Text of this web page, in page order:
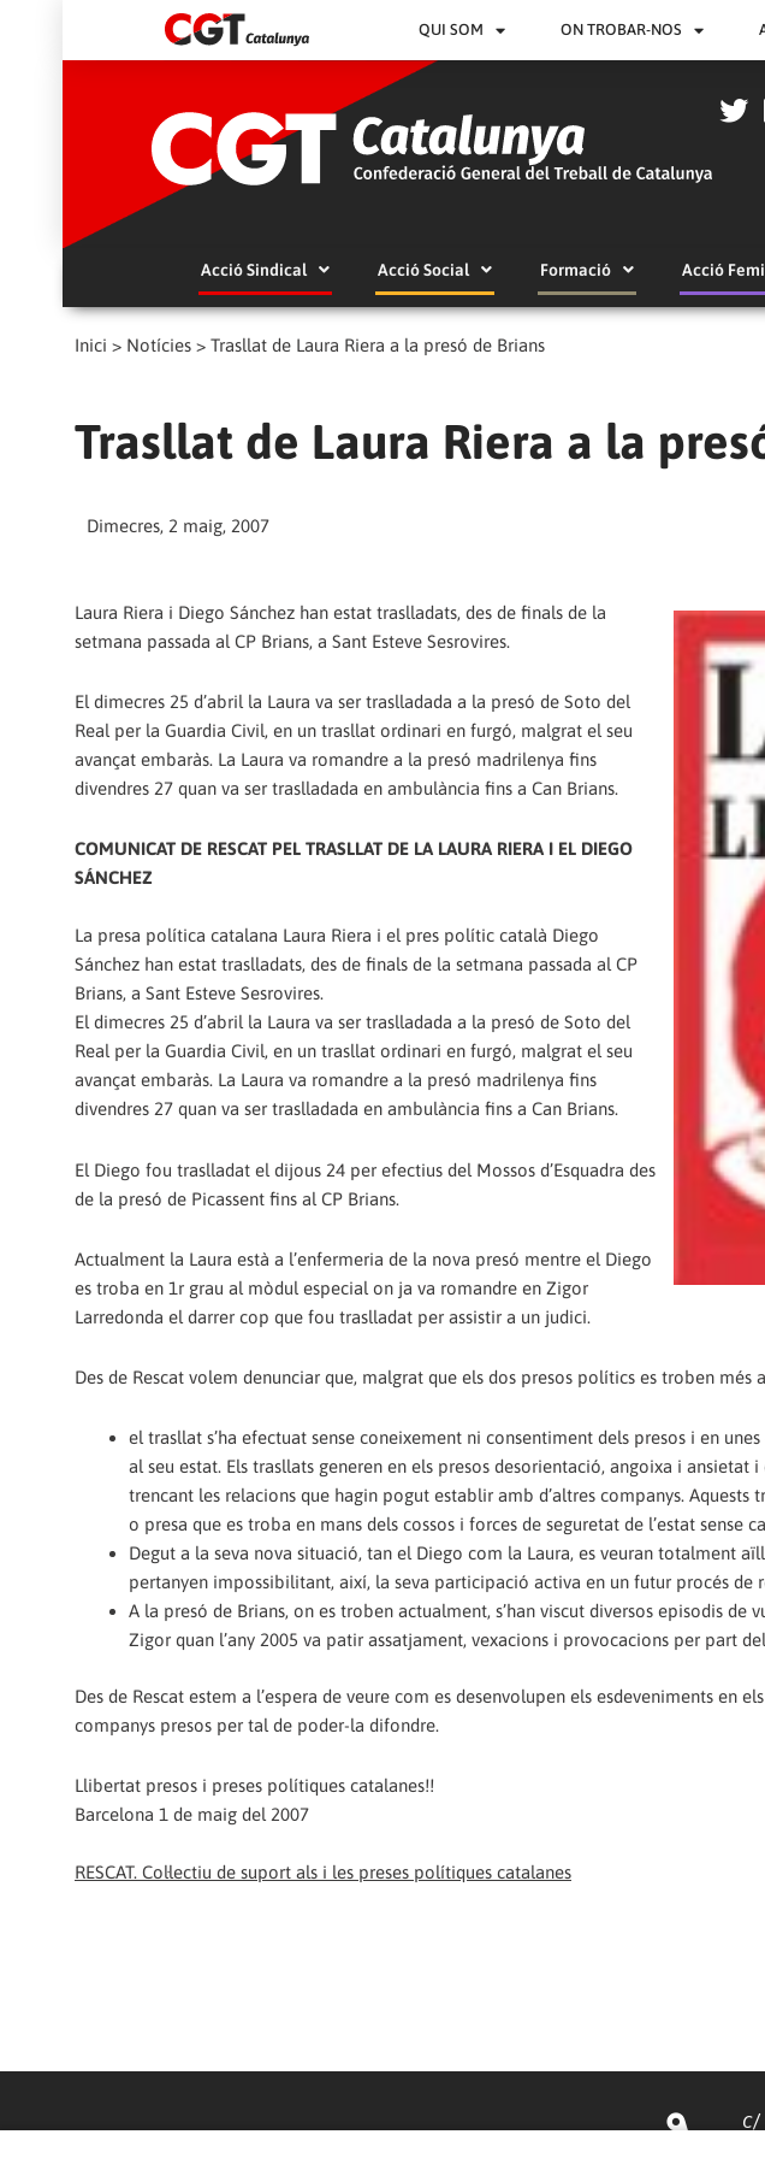
QUI SOM ON TROBAR-NOS
Acció Sindical Acció Social Formació Acció
Inici > Notícies > Trasllat de Laura Riera a la presó de Brians
Trasllat de Laura Riera a la
Dimecres, 2 maig, 2007
Laura Riera i Diego Sánchez han estat traslladats, des de finals de la
setmana passada al CP Brians, a Sant Esteve Sesrovires.
El dimecres 25 d’abril la Laura va ser traslladada a la presó de Soto del
Real per la Guardia Civil, en un trasllat ordinari en furgó, malgrat el seu
avançat embaràs. La Laura va romandre a la presó madrilenya fins
divendres 27 quan va ser traslladada en ambulància fins a Can Brians.
COMUNICAT DE RESCAT PEL TRASLLAT DE LA LAURA RIERA I EL DIEGO
SÁNCHEZ
La presa política catalana Laura Riera i el pres polític català Diego
Sánchez han estat traslladats, des de finals de la setmana passada al CP
Brians, a Sant Esteve Sesrovires.
El dimecres 25 d’abril la Laura va ser traslladada a la presó de Soto del
Real per la Guardia Civil, en un trasllat ordinari en furgó, malgrat el seu
avançat embaràs. La Laura va romandre a la presó madrilenya fins
divendres 27 quan va ser traslladada en ambulància fins a Can Brians.
El Diego fou traslladat el dijous 24 per efectius del Mossos d’Esquadra des
de la presó de Picassent fins al CP Brians.
Actualment la Laura està a l’enfermeria de la nova presó mentre el Diego
es troba en 1r grau al mòdul especial on ja va romandre en Zigor
Larredonda el darrer cop que fou traslladat per assistir a un judici.
Des de Rescat volem denunciar que, malgrat que els dos presos polítics es troben més
el trasllat s’ha efectuat sense coneixement ni consentiment dels presos i en
al seu estat. Els trasllats generen en els presos desorientació, angoixa i ansietat
trencant les relacions que hagin pogut establir amb d’altres companys. Aquests
o presa que es troba en mans dels cossos i forces de seguretat de l’estat sense
Degut a la seva nova situació, tan el Diego com la Laura, es veuran totalment
pertanyen impossibilitant, així, la seva participació activa en un futur procés de
A la presó de Brians, on es troben actualment, s’han viscut diversos episodis de
Zigor quan l’any 2005 va patir assatjament, vexacions i provocacions per part
Des de Rescat estem a l’espera de veure com es desenvolupen els esdeveniments en
companys presos per tal de poder-la difondre.
Llibertat presos i preses polítiques catalanes!!
Barcelona 1 de maig del 2007
RESCAT. Col·lectiu de suport als i les preses polítiques catalanes
C/